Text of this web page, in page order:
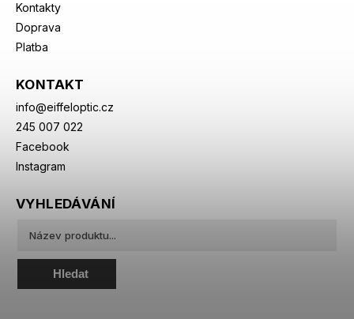
Kontakty
Doprava
Platba
KONTAKT
info@eiffeloptic.cz
245 007 022
Facebook
Instagram
VYHLEDÁVÁNÍ
Hledat